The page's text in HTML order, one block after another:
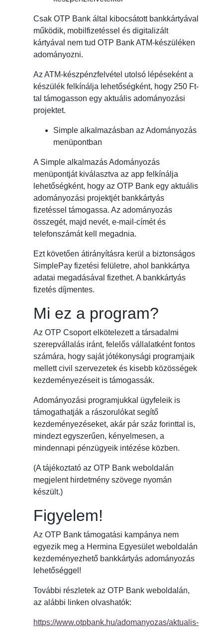
Csak OTP Bank által kibocsátott bankkártyával
működik, mobilfizetéssel és digitalizált
kártyával nem tud OTP Bank ATM-készüléken
adományozni.
Az ATM-készpénzfelvétel utolsó lépéseként a
készülék felkínálja lehetőségként, hogy 250 Ft-
tal támogasson egy aktuális adományozási
projektet.
Simple alkalmazásban az Adományozás
menüpontban
A Simple alkalmazás Adományozás
menüpontját kiválasztva az app felkínálja
lehetőségként, hogy az OTP Bank egy aktuális
adományozási projektjét bankkártyás
fizetéssel támogassa. Az adományozás
összegét, majd nevét, e-mail-címét és
telefonszámát kell megadnia.
Ezt követően átirányításra kerül a biztonságos
SimplePay fizetési felületre, ahol bankkártya
adatai megadásával fizethet. A bankkártyás
fizetés díjmentes.
Mi ez a program?
Az OTP Csoport elkötelezett a társadalmi
szerepvállalás iránt, felelős vállalatként fontos
számára, hogy saját jótékonysági programjaik
mellett civil szervezetek és kisebb közösségek
kezdeményezéseit is támogassák.
Adományozási programjukkal ügyfeleik is
támogathatják a rászorulókat segítő
kezdeményezéseket, akár pár száz forinttal is,
mindezt egyszerűen, kényelmesen, a
mindennapi pénzügyeik intézése közben.
(A tájékoztató az OTP Bank weboldalán
megjelent hirdetmény szövege nyomán
készült.)
Figyelem!
Az OTP Bank támogatási kampánya nem
egyezik meg a Hermina Egyesület weboldalán
kezdeményezhető bankkártyás adományozás
lehetőséggel!
További részletek az OTP Bank weboldalán,
az alábbi linken olvashatók:
https://www.otpbank.hu/adomanyozas/aktualis-